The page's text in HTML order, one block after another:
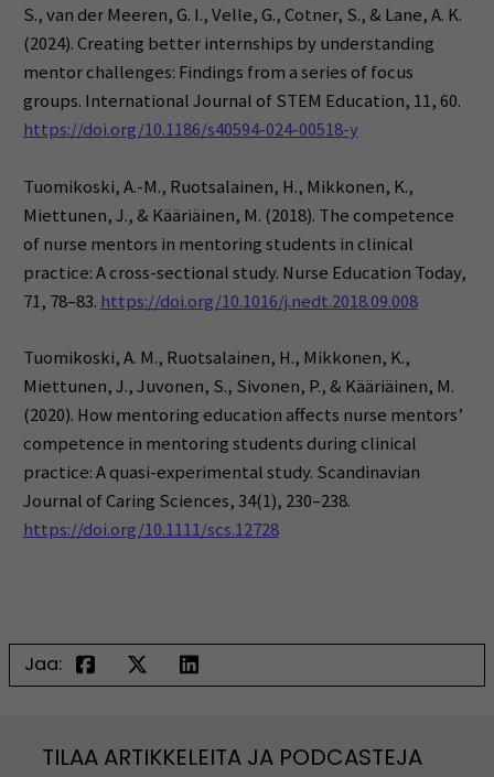
S., van der Meeren, G. I., Velle, G., Cotner, S., & Lane, A. K.
(2024). Creating better internships by understanding
mentor challenges: Findings from a series of focus
groups. International Journal of STEM Education, 11, 60.
https://doi.org/10.1186/s40594-024-00518-y
Tuomikoski, A.-M., Ruotsalainen, H., Mikkonen, K.,
Miettunen, J., & Kääriäinen, M. (2018). The competence
of nurse mentors in mentoring students in clinical
practice: A cross-sectional study. Nurse Education Today,
71, 78–83. https://doi.org/10.1016/j.nedt.2018.09.008
Tuomikoski, A. M., Ruotsalainen, H., Mikkonen, K.,
Miettunen, J., Juvonen, S., Sivonen, P., & Kääriäinen, M.
(2020). How mentoring education affects nurse mentors’
competence in mentoring students during clinical
practice: A quasi-experimental study. Scandinavian
Journal of Caring Sciences, 34(1), 230–238.
https://doi.org/10.1111/scs.12728
Jaa:
TILAA ARTIKKELEITA JA PODCASTEJA